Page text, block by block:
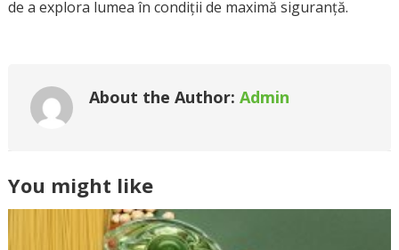
de a explora lumea în condiții de maximă siguranță.
About the Author: Admin
You might like